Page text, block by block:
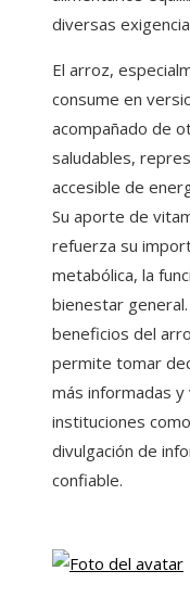
diversas
El arroz,
consume en
acompañado de
saludables,
accesible de
Su aporte de
refuerza su
metabólica, la
bienestar
beneficios del
permite tomar
más informadas
instituciones como
divulgación de
confiable.